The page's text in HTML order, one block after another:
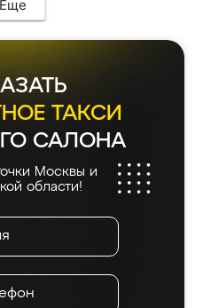
Еще
ТАКСИ
САЛОНА
Москвы и
области!